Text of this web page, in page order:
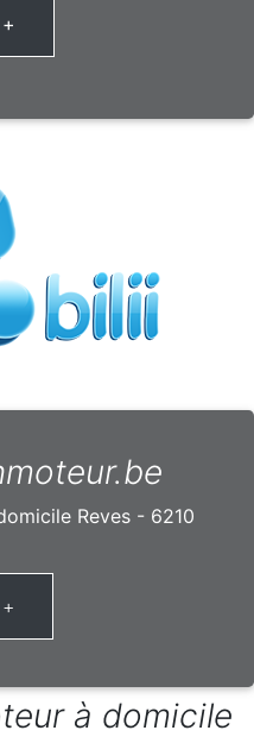
Reves - 6210
à domicile